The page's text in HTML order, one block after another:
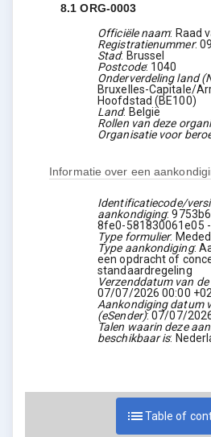
listTable of
8.1ORG-0003
Officiële naam: Raad
Registratienummer:
Stad: Brussel
Postcode: 1040
Onderverdeling land
Bruxelles-Capitale/
Hoofdstad (BE100)
Land: België
Rollen van deze
Organisatie voor
Informatie over een
Identificatiecode/
aankondiging:
8fe0-581830061e05
Type formulier:
Type aankondiging:
een opdracht of
standaardregeling
Verzenddatum van
07/07/2026 00:00
Aankondiging datum
(eSender):07/07/
Talen waarin deze
beschikbaar is: